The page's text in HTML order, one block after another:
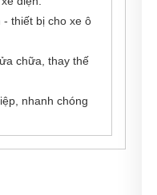
thiết bị cho xe ô
chữa, thay thế
nhanh chóng